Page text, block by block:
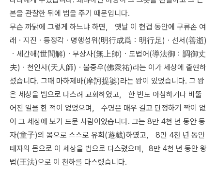
본을 관찰한 뒤에 법을 주기 때문입니다.
무슨 까닭에 그렇게 하느냐 하면， 옛날 이 현겁 동안에 구류손 여
래ㆍ지진ㆍ등정각ㆍ명행성위(明行成爲：明行足)ㆍ선서(善逝)
ㆍ세간해(世間解)ㆍ무상사(無上師)ㆍ도법어(導法御：調御丈
夫)ㆍ천인사(天人師)ㆍ불중우(佛衆祐)라는 이가 세상에 출현하
셨습니다. 그때 마하제바(摩訶提婆)라는 왕이 있었습니다. 그 왕
은 세상을 법으로 다스려 교화하였고， 한 번도 아첨하거나 비뚤
어진 일을 한 적이 없었으며， 수명은 매우 길고 단정하기 짝이 없
이 그 세상에 보기 드문 사람이었습니다. 그는 8만 4천 년 동안 동
자(童子)의 몸으로 스스로 유희(遊戱)하였고， 8만 4천 년 동안
태자의 몸으로 이 세상을 법으로 다스렸으며，8만 4천 년 동안 왕
법(王法)으로 이 천하를 다스렸습니다.